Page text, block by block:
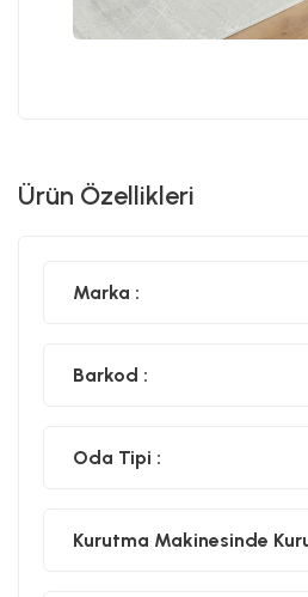
Ürün Özellikleri
Marka :
Barkod :
Oda Tipi :
Kurutma Makinesinde